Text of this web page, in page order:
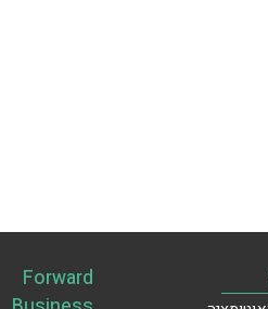
Forward